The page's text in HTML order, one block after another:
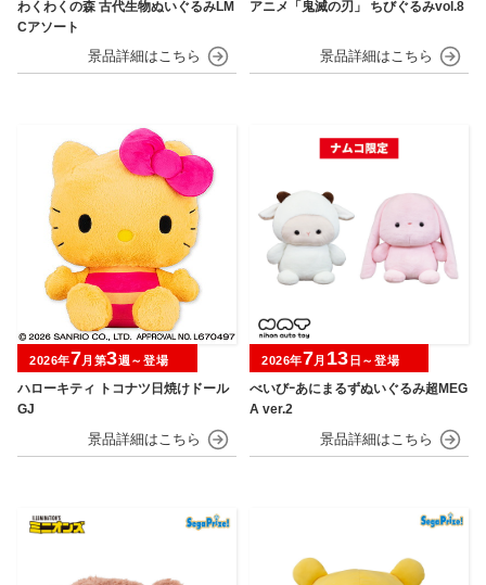
わくわくの森 古代生物ぬいぐるみLM
Cアソート
アニメ「鬼滅の刃」 ちびぐるみvol.8
ハローキティ トコナツ日焼けドール
GJ
2026年7月第3週～登場
べいびｰあにまるずぬいぐるみ超MEG
A ver.2
2026年7月 13 日～登場